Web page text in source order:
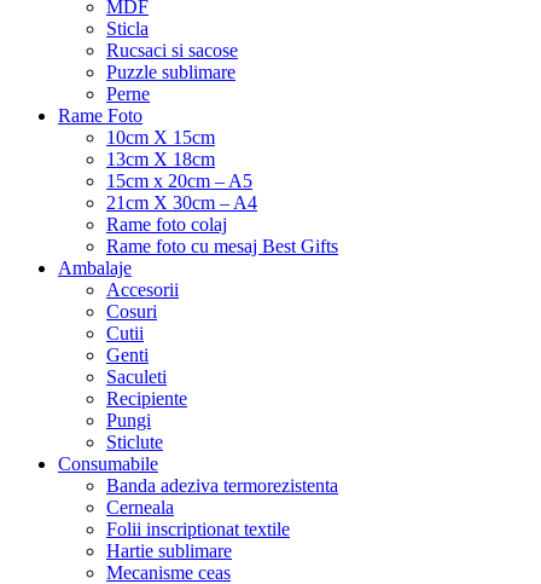
MDF
Sticla
Rucsaci si sacose
Puzzle sublimare
Perne
Rame Foto
10cm X 15cm
13cm X 18cm
15cm x 20cm – A5
21cm X 30cm – A4
Rame foto colaj
Rame foto cu mesaj Best Gifts
Ambalaje
Accesorii
Cosuri
Cutii
Genti
Saculeti
Recipiente
Pungi
Sticlute
Consumabile
Banda adeziva termorezistenta
Cerneala
Folii inscriptionat textile
Hartie sublimare
Mecanisme ceas